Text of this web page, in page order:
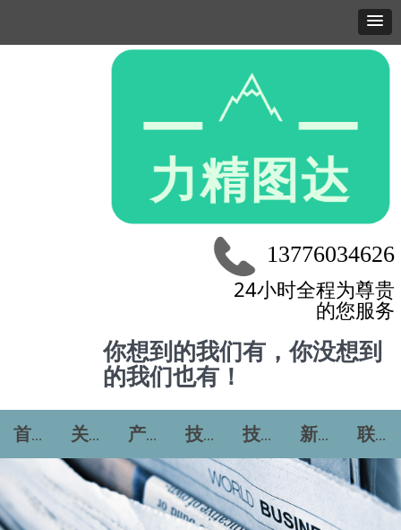
首页 关于力精 产品中心 技术服务 技术论坛 新闻资讯 联系我们
你想到的我们有，你没想到
的我们也有！
13776034626
24小时全程为尊贵
的您服务